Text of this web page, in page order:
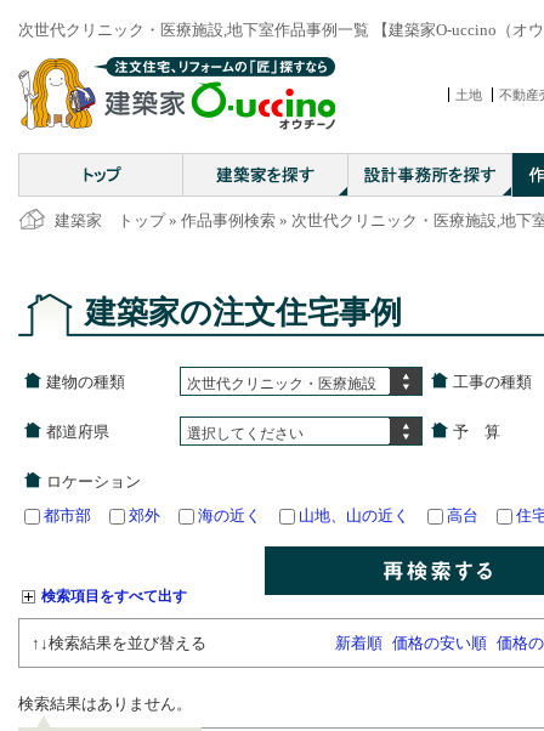
次世代クリニック・医療施設,地下室作品事例一覧 【建築家O-uccino（オ
土地 不動産
建築家 トップ» 作品事例検索 » 次世代クリニック・医療施設,地下
建築家の注文住宅事例
建物の種類 次世代クリニック・医療施設 工事の種類
都道府県 選択してください 予 算
ロケーション
都市部
郊外 海の近く 山地、山の近く 高台 住
検索項目をすべて出す
↑↓検索結果を並び替える 新着順 価格の安い順 価格
検索結果はありません。